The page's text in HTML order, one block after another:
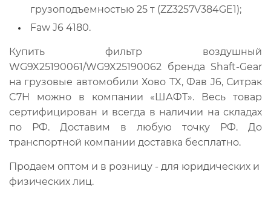
грузоподъемностью 25 т (ZZ3257V384GE1);
Faw J6 4180.
Купить фильтр воздушный
WG9X25190061/WG9X25190062 бренда Shaft-Gear
на грузовые автомобили Хово TX, Фав J6, Ситрак
C7H можно в компании «ШАФТ». Весь товар
сертифицирован и всегда в наличии на складах
по РФ. Доставим в любую точку РФ. До
транспортной компании доставка бесплатно.
Продаем оптом и в розницу - для юридических и
физических лиц.